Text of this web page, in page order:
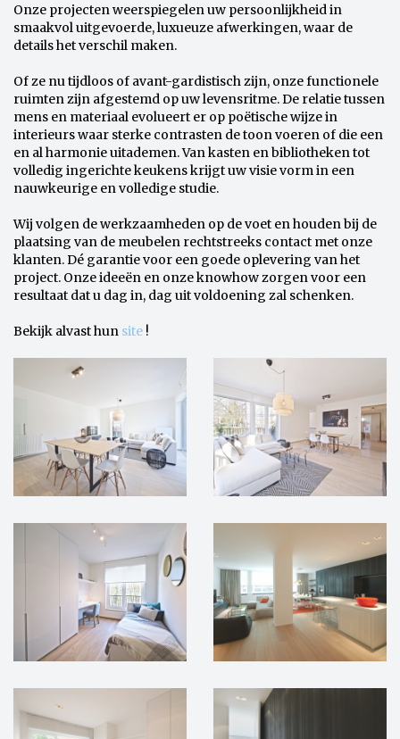
Onze projecten weerspiegelen uw persoonlijkheid in
smaakvol uitgevoerde, luxueuze afwerkingen, waar de
details het verschil maken.
Of ze nu tijdloos of avant-gardistisch zijn, onze functionele
ruimten zijn afgestemd op uw levensritme. De relatie tussen
mens en materiaal evolueert er op poëtische wijze in
interieurs waar sterke contrasten de toon voeren of die een
en al harmonie uitademen. Van kasten en bibliotheken tot
volledig ingerichte keukens krijgt uw visie vorm in een
nauwkeurige en volledige studie.
Wij volgen de werkzaamheden op de voet en houden bij de
plaatsing van de meubelen rechtstreeks contact met onze
klanten. Dé garantie voor een goede oplevering van het
project. Onze ideeën en onze knowhow zorgen voor een
resultaat dat u dag in, dag uit voldoening zal schenken.
Bekijk alvast hun site !